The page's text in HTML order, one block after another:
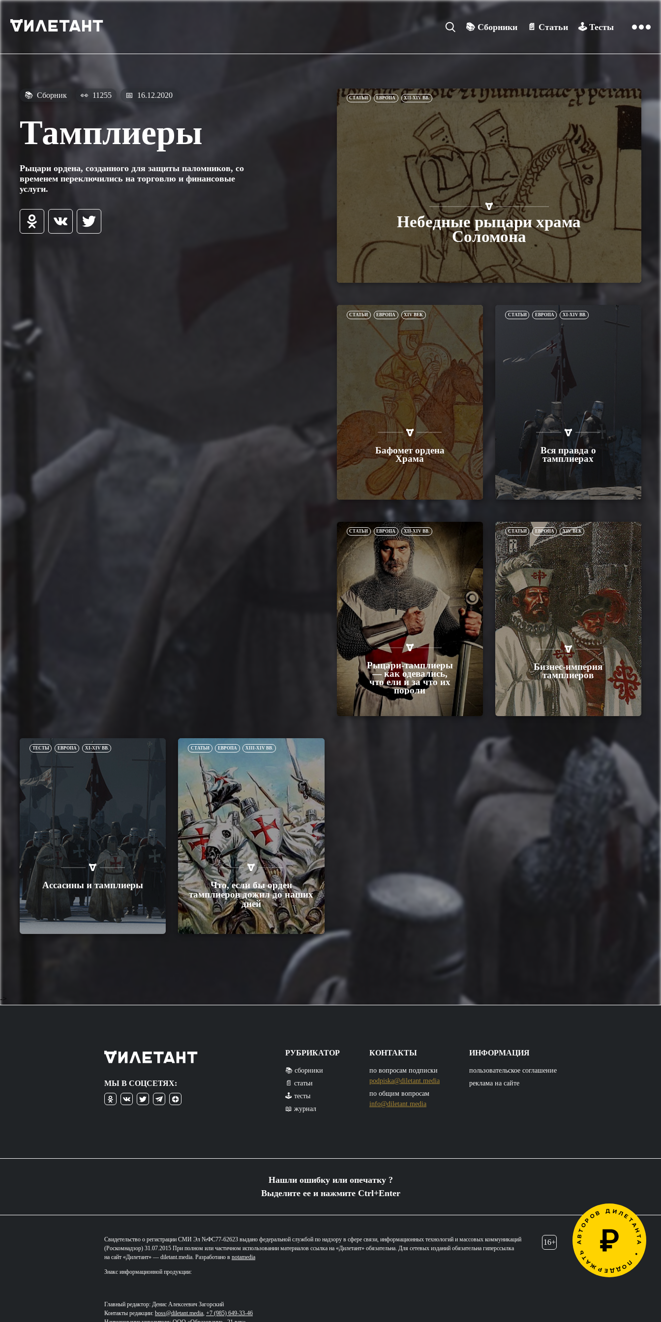
📚 Сборники 📄 Статьи 🕹️ Тесты
📚 Сборник 👀 11255 📅 16.12.2020
Тамплиеры
Рыцари ордена, созданного для защиты паломников, со
временем переключились на торговлю и финансовые
услуги.
СТАТЬИ ЕВРОПА XII-XIV ВВ.
Небедные рыцари храма
Соломона
СТАТЬИ ЕВРОПА XIV ВЕК
Бафомет ордена
Храма
СТАТЬИ ЕВРОПА XI-XIV ВВ.
Вся правда о
тамплиерах
СТАТЬИ ЕВРОПА XII-XIV ВВ.
Рыцари-тамплиеры
— как одевались,
что ели и за что их
пороли
СТАТЬИ ЕВРОПА XIV ВЕК
Бизнес-империя
тамплиеров
ТЕСТЫ ЕВРОПА XI-XIV ВВ.
Ассасины и тамплиеры
СТАТЬИ ЕВРОПА XIII-XIV ВВ.
Что, если бы орден
тамплиеров дожил до наших
дней
->
МЫ В СОЦСЕТЯХ:
РУБРИКАТОР
📚 сборники
📄 статьи
🕹️ тесты
📖 журнал
КОНТАКТЫ
по вопросам подписки
podpiska@diletant.media
по общим вопросам
info@diletant.media
ИНФОРМАЦИЯ
пользовательское соглашение
реклама на сайте
Нашли ошибку или опечатку ?
Выделите ее и нажмите Ctrl+Enter
Свидетельство о регистрации СМИ Эл №ФС77-62623 выдано федеральной службой по надзору в сфере связи, информационных технологий и массовых коммуникаций
(Роскомнадзор) 31.07.2015 При полном или частичном использовании материалов ссылка на «Дилетант» обязательна. Для сетевых изданий обязательна гиперссылка
на сайт «Дилетант» — diletant.media. Разработано в notamedia
Знакс информационной продукции:
Главный редактор: Денис Алексеевич Загорский
Контакты редакции: boss@diletant.media, +7 (985) 649-33-46
16+